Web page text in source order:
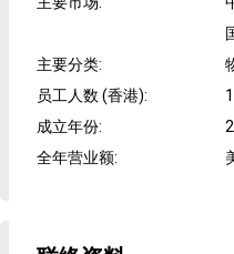
主要分类:
员工人数 (香港):
成立年份:
全年营业额: